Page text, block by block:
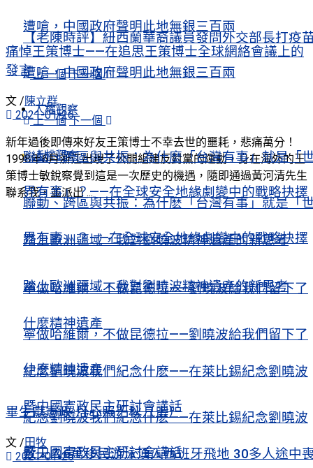
遭嗆，中國政府聲明此地無銀三百兩
上一個 下一個
人權觀察
聯動、跨區與共振：為什麽「台灣有事」就是「
界有事」？——在全球安全地緣劇變中的戰略抉擇
踏上歐洲疆域，我對劉曉波精神遺產的新思考
寧做哈維爾，不做昆德拉——劉曉波給我們留下了
什麼精神遺產
紀念劉曉波我們紀念什麽——在萊比錫紀念劉曉波
暨中國憲政民主研討會講話
數天內6萬移民游泳湧入西班牙飛地 30多人途中
【老陳時評】紐西蘭華裔議員發問外交部長打疫
遭嗆，中國政府聲明此地無銀三百兩
上一個 下一個
人權觀察
聯動、跨區與共振：為什麽「台灣有事」就是「
界有事」？——在全球安全地緣劇變中的戰略抉擇
踏上歐洲疆域，我對劉曉波精神遺產的新思考
寧做哈維爾，不做昆德拉——劉曉波給我們留下了
什麼精神遺產
紀念劉曉波我們紀念什麽——在萊比錫紀念劉曉波
暨中國憲政民主研討會講話
痛悼王策博士——在追思王策博士全球網絡會議上的
發言
文 /陳立群
2021-01-26
新年過後即傳來好友王策博士不幸去世的噩耗，悲痛萬分！
1998年6月浙江出現了公開組建反對黨的運動，身在海外的王
策博士敏銳察覺到這是一次歷史的機遇，隨即通過黃河清先生
聯系我，並派出 ...
畢生獻憲政 丹心照千秋（上）
文 /田牧
2021-01-25